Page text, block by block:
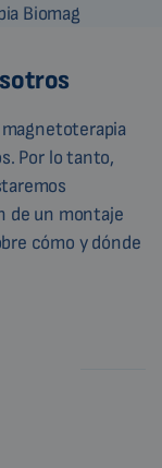
Por lo tanto,
de un montaje
cómo y dónde